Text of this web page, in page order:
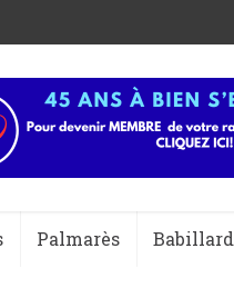
Palmarès Babillard